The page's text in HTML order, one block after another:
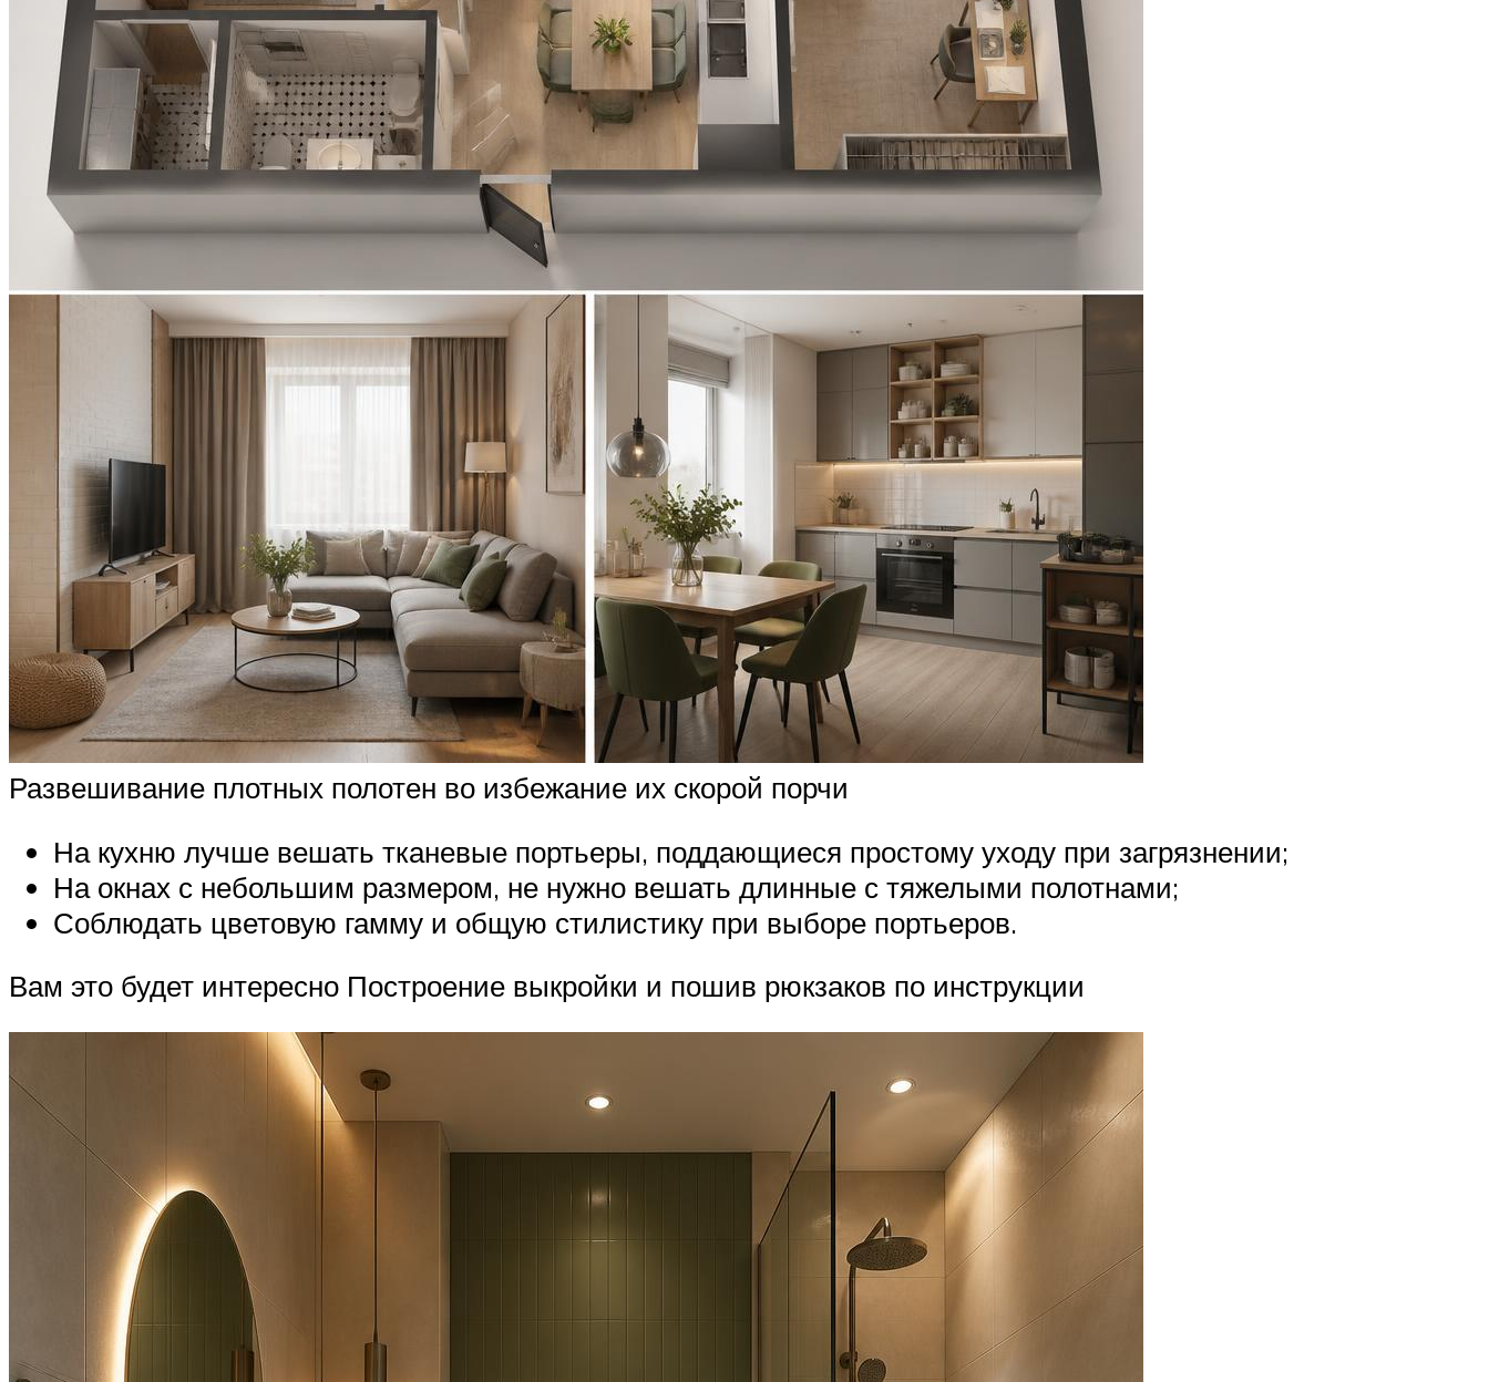
Развешивание плотных полотен во избежание их скорой порчи
На кухню лучше вешать тканевые портьеры, поддающиеся простому уходу при загрязнении;
На окнах с небольшим размером, не нужно вешать длинные с тяжелыми полотнами;
Соблюдать цветовую гамму и общую стилистику при выборе портьеров.
Вам это будет интересно Построение выкройки и пошив рюкзаков по инструкции